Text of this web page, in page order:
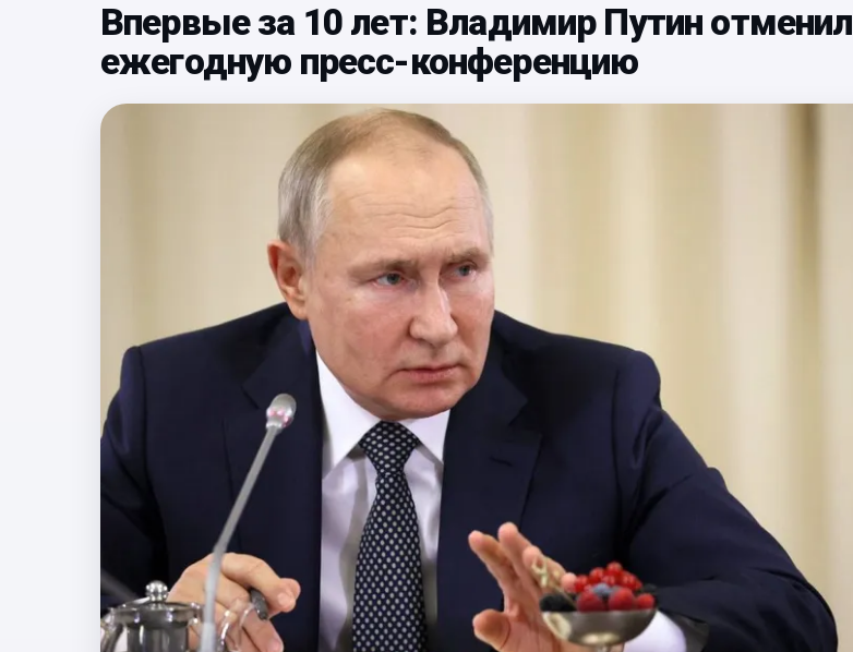
Впервые за 10 лет: Владимир Путин отменил
ежегодную пресс-конференцию